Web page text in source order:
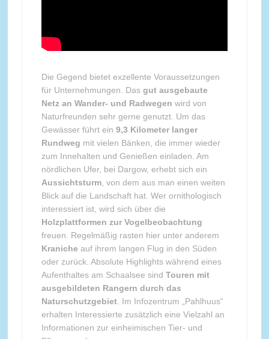
Die Gegend bietet exzellente Voraussetzungen
für Unternehmungen. Das gut ausgebaute
Netz an Wander- und Radwegen wird von
Naturfreunden sehr gerne genutzt. Um das
Gewässer führt ein 9,3 Kilometer langer
Rundweg mit vielen Bänken, die immer wieder
zum Innehalten und Genießen einladen. Am
nördlichen Ufer, bei Dargow, erhebt sich ein
Aussichtsturm, von dem aus man einen weiten
Blick auf die Landschaft hat. Wer ornithologisch
interessiert ist, wird sich über die
Holzplattformen zur Vogelbeobachtung
freuen. Regelmäßig rasten hier unter anderem
Kraniche auf ihrem langen Flug in den Süden
oder zurück. Absolute Highlights während eines
Aufenthaltes am Schaalsee sind Touren mit
ausgebildeten Rangern durch das
Naturschutzgebiet. Im Infozentrum „Pahlhuus“
erhalten Interessierte zusätzlich eine Vielzahl an
Informationen zur einheimischen Tier- und